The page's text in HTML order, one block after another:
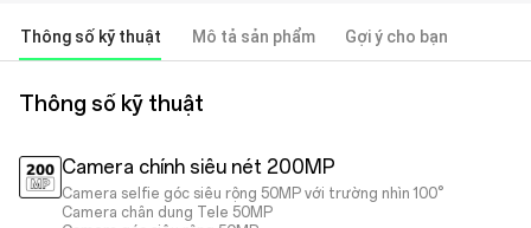
Thông số kỹ thuật Mô tả sản phẩm Gợi ý cho bạn
Thông số kỹ thuật
Camera chính siêu nét 200MP
Camera selfie góc siêu rộng 50MP với trường nhìn 100°
Camera chân dung Tele 50MP